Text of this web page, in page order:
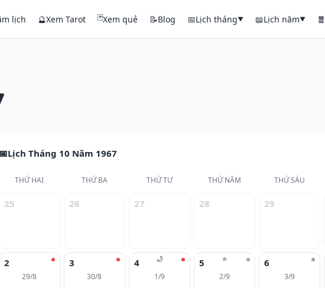
lịch 🔮Xem Tarot 🃏Xem quẻ 📝Blog 📅Lịch tháng▼ 📖Lịch năm▼ 🧧
Lịch Tháng 10 Năm 1967
THỨ HAI THỨ BA THỨ TƯ THỨ NĂM THỨ SÁU
25 26 27 28 29
2
29/8
3
30/8
🌙
4
1/9
⭐
5
2/9
6
3/9